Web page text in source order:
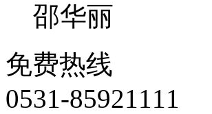
邵华丽
免费热线
0531-85921111